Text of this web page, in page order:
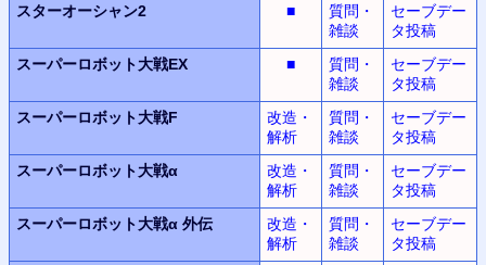
スターオーシャン2
■
質問・
雑談
セーブデー
タ投稿
スーパーロボット大戦EX
■
質問・
雑談
セーブデー
タ投稿
スーパーロボット大戦F
改造・
解析
質問・
雑談
セーブデー
タ投稿
スーパーロボット大戦α
改造・
解析
質問・
雑談
セーブデー
タ投稿
スーパーロボット大戦α 外伝
改造・
解析
質問・
雑談
セーブデー
タ投稿